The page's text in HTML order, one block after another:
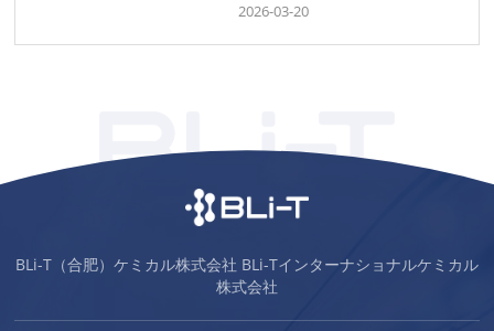
2026-03-20
BLi-T（合肥）ケミカル株式会社 BLi-Tインターナショナルケミカル
株式会社